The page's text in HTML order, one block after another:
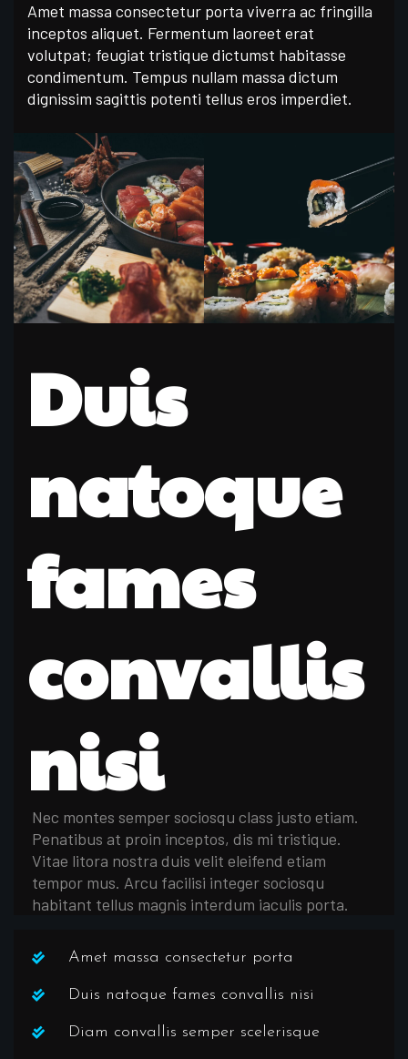
Amet massa consectetur porta viverra ac fringilla
inceptos aliquet. Fermentum laoreet erat
volutpat; feugiat tristique dictumst habitasse
condimentum. Tempus nullam massa dictum
dignissim sagittis potenti tellus eros imperdiet.
Duis
natoque
fames
convallis
nisi
Nec montes semper sociosqu class justo etiam.
Penatibus at proin inceptos, dis mi tristique.
Vitae litora nostra duis velit eleifend etiam
tempor mus. Arcu facilisi integer sociosqu
habitant tellus magnis interdum iaculis porta.
Amet massa consectetur porta
Duis natoque fames convallis nisi
Diam convallis semper scelerisque